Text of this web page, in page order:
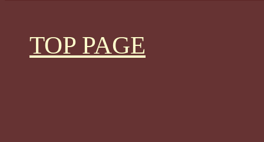
TOP PAGE